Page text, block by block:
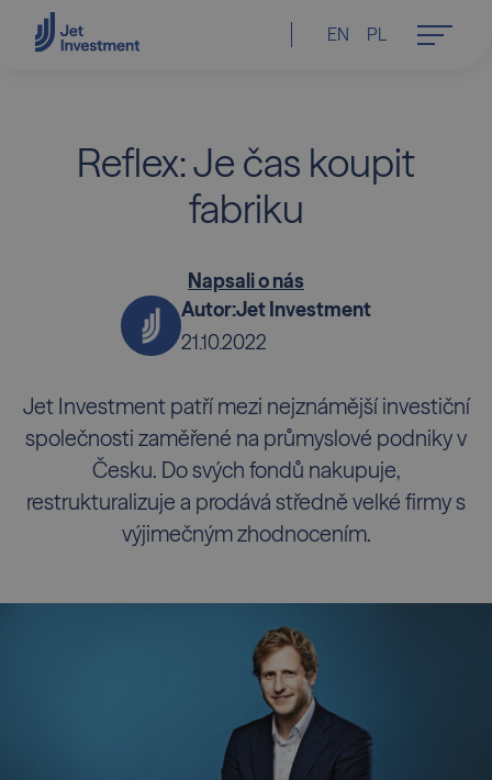
EN PL
Reflex: Je čas koupit
fabriku
Autor:Jet Investment
21.10.2022
Napsali o nás
Jet Investment patří mezi nejznámější investiční
společnosti zaměřené na průmyslové podniky v
Česku. Do svých fondů nakupuje,
restrukturalizuje a prodává středně velké firmy s
výjimečným zhodnocením.